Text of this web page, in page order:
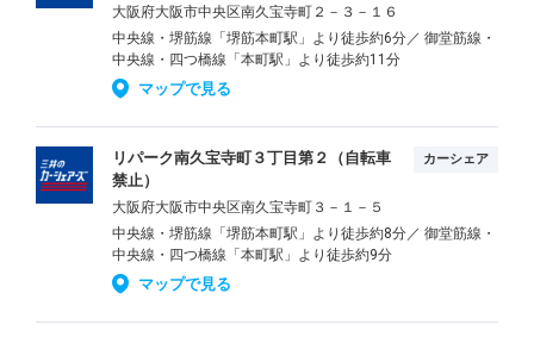
大阪府大阪市中央区南久宝寺町２－３－１６
中央線・堺筋線「堺筋本町駅」より徒歩約6分／ 御堂筋線・
中央線・四つ橋線「本町駅」より徒歩約11分
マップで見る
リパーク南久宝寺町３丁目第２（自転車
禁止）
カーシェア
大阪府大阪市中央区南久宝寺町３－１－５
中央線・堺筋線「堺筋本町駅」より徒歩約8分／ 御堂筋線・
中央線・四つ橋線「本町駅」より徒歩約9分
マップで見る